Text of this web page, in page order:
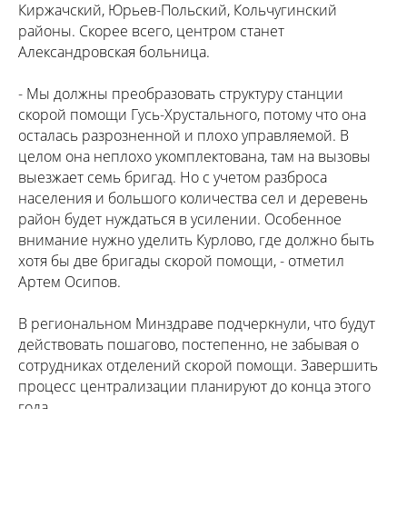
Киржачский, Юрьев-Польский, Кольчугинский
районы. Скорее всего, центром станет
Александровская больница.
- Мы должны преобразовать структуру станции
скорой помощи Гусь-Хрустального, потому что она
осталась разрозненной и плохо управляемой. В
целом она неплохо укомплектована, там на вызовы
выезжает семь бригад. Но с учетом разброса
населения и большого количества сел и деревень
район будет нуждаться в усилении. Особенное
внимание нужно уделить Курлово, где должно быть
хотя бы две бригады скорой помощи, - отметил
Артем Осипов.
В региональном Минздраве подчеркнули, что будут
действовать пошагово, постепенно, не забывая о
сотрудниках отделений скорой помощи. Завершить
процесс централизации планируют до конца этого
года.